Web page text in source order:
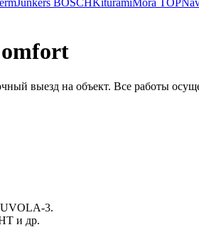
Junkers BOSCHKituramiMora TOP
выезд на объект. Все работы
3.
и др.